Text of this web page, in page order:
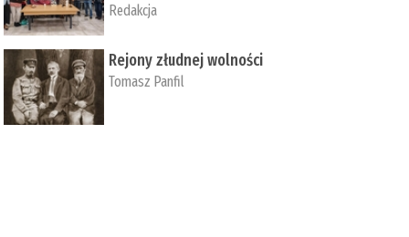
Redakcja
Rejony złudnej wolności
Tomasz Panfil